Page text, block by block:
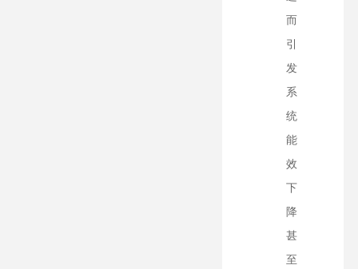
而
引
发
系
统
能
效
下
降
甚
至